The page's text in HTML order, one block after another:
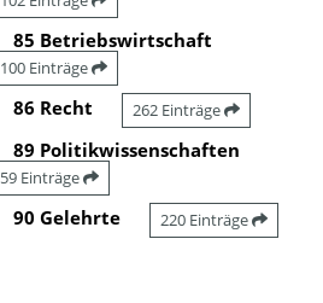
85 Betriebswirtschaft
100 Einträge
86 Recht 262 Einträge
89 Politikwissenschaften
59 Einträge
90 Gelehrte 220 Einträge